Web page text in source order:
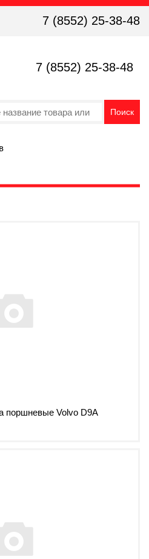
7 (8552) 25-38-48
7 (8552) 25-38-48
поршневые Volvo D9A